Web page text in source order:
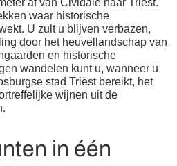
waar historische
U zult u blijven verbazen,
door het heuvellandschap van
en historische
wandelen kunt u, wanneer u
stad Triëst bereikt, het
wijnen uit de
in één